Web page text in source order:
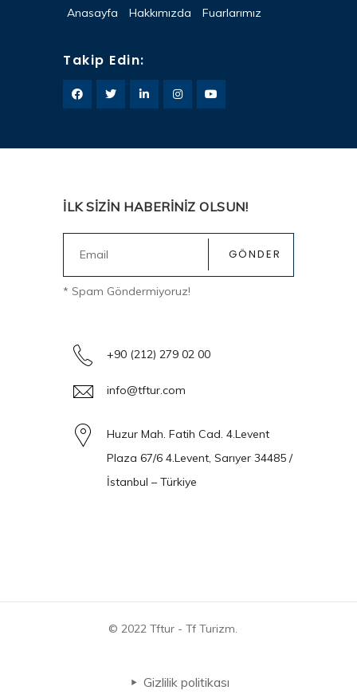
Anasayfa Hakkımızda Fuarlarımız
Takip Edin:
İLK SİZİN HABERİNİZ OLSUN!
* Spam Göndermiyoruz!
+90 (212) 279 02 00
info@tftur.com
Huzur Mah. Fatih Cad. 4.Levent
Plaza 67/6 4.Levent, Sarıyer 34485 /
İstanbul – Türkiye
© 2022 Tftur - Tf Turizm.
Gizlilik politikası